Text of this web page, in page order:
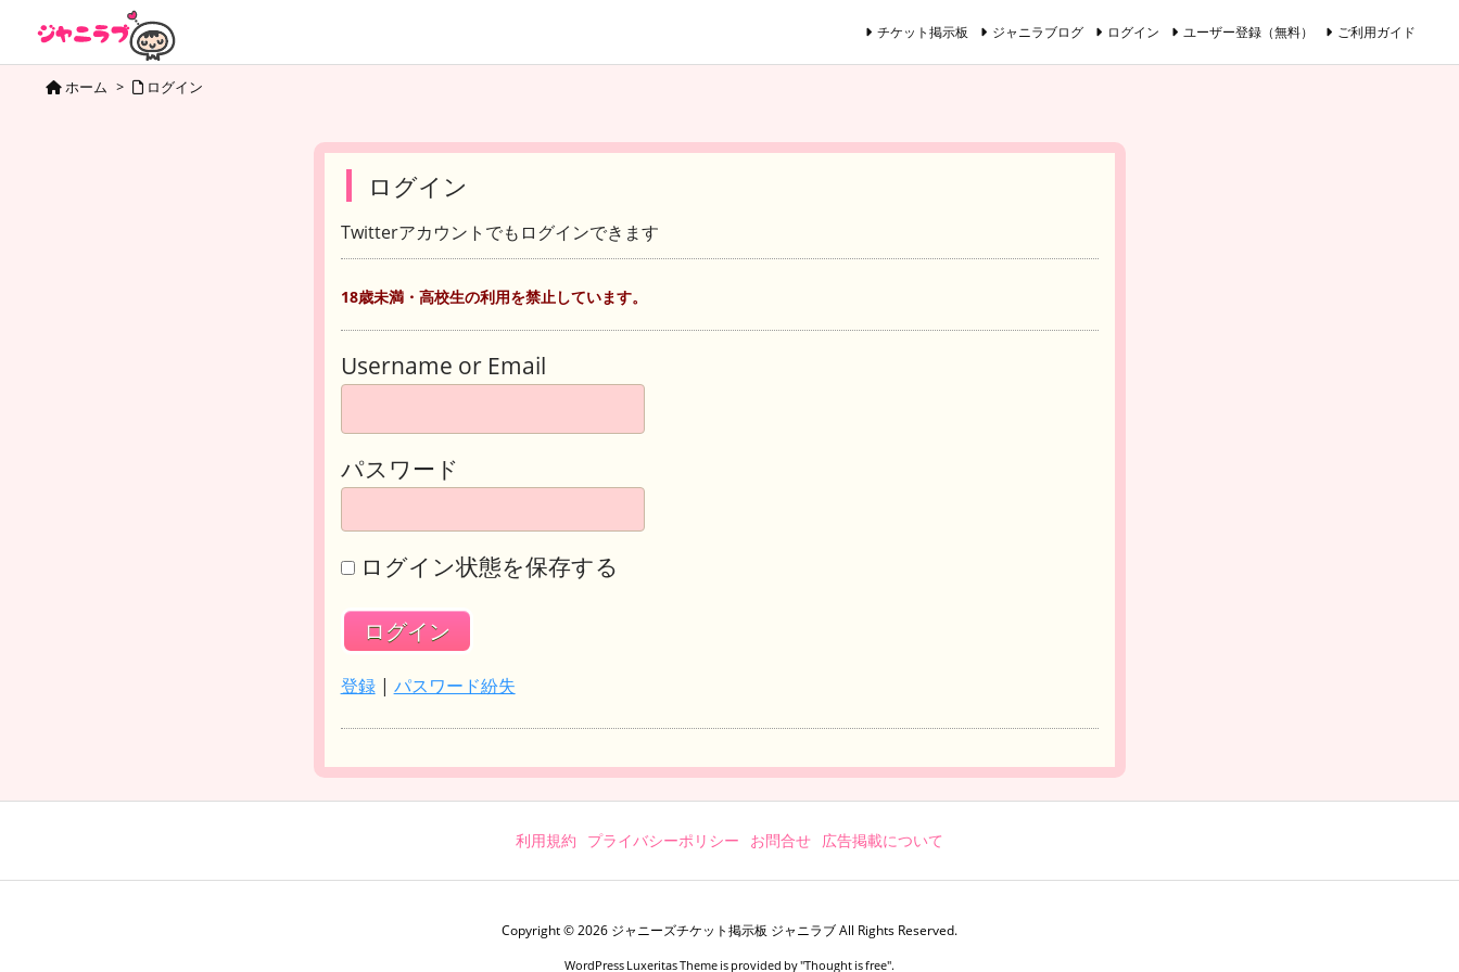
チケット掲示板 ジャニラブログ ログイン ユーザー登録（無料） ご利用ガイド
ホーム > ログイン
ログイン
Twitterアカウントでもログインできます
18歳未満・高校生の利用を禁止しています。
Username or Email
パスワード
ログイン状態を保存する
登録| パスワード紛失
利用規約 プライバシーポリシー お問合せ 広告掲載について
Copyright ©2026 ジャニーズチケット掲示板 ジャニラブAll Rights Reserved.
WordPress Luxeritas Theme is provided by "Thought is free".